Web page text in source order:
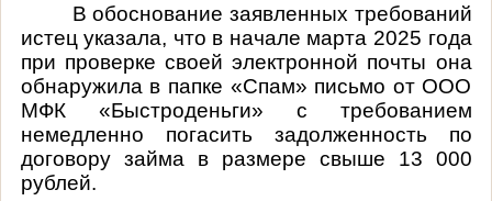
В обоснование заявленных требований
истец указала, что в начале марта 2025 года
при проверке своей электронной почты она
обнаружила в папке «Спам» письмо от ООО
МФК «Быстроденьги» с требованием
немедленно погасить задолженность по
договору займа в размере свыше 13 000
рублей.